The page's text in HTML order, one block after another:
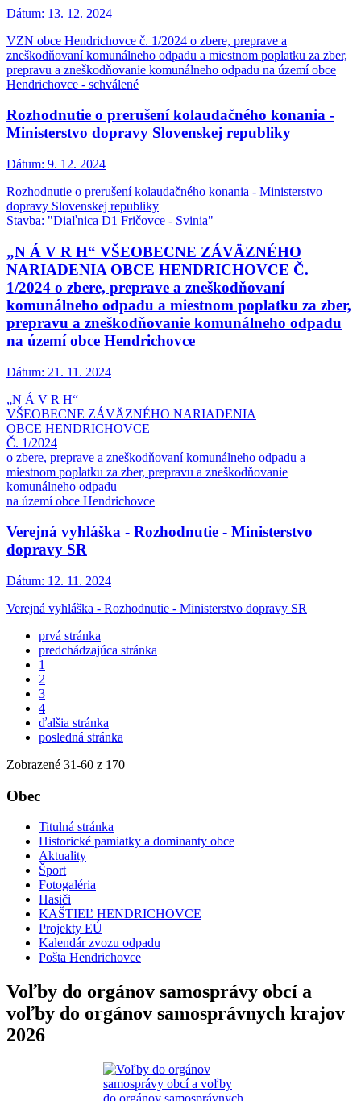
Dátum: 13. 12. 2024
VZN obce Hendrichovce č. 1/2024 o zbere, preprave a
zneškodňovaní komunálneho odpadu a miestnom poplatku za zber,
prepravu a zneškodňovanie komunálneho odpadu na území obce
Hendrichovce - schválené
Rozhodnutie o prerušení kolaudačného konania -
Ministerstvo dopravy Slovenskej republiky
Dátum: 9. 12. 2024
Rozhodnutie o prerušení kolaudačného konania - Ministerstvo
dopravy Slovenskej republiky
Stavba: "Diaľnica D1 Fričovce - Svinia"
„N Á V R H“ VŠEOBECNE ZÁVÄZNÉHO
NARIADENIA OBCE HENDRICHOVCE Č.
1/2024 o zbere, preprave a zneškodňovaní
komunálneho odpadu a miestnom poplatku za zber,
prepravu a zneškodňovanie komunálneho odpadu
na území obce Hendrichovce
Dátum: 21. 11. 2024
„N Á V R H“
VŠEOBECNE ZÁVÄZNÉHO NARIADENIA
OBCE HENDRICHOVCE
Č. 1/2024
o zbere, preprave a zneškodňovaní komunálneho odpadu a
miestnom poplatku za zber, prepravu a zneškodňovanie
komunálneho odpadu
na území obce Hendrichovce
Verejná vyhláška - Rozhodnutie - Ministerstvo
dopravy SR
Dátum: 12. 11. 2024
Verejná vyhláška - Rozhodnutie - Ministerstvo dopravy SR
prvá stránka
predchádzajúca stránka
1
2
3
4
ďalšia stránka
posledná stránka
Zobrazené 31-60 z 170
Obec
Titulná stránka
Historické pamiatky a dominanty obce
Aktuality
Šport
Fotogaléria
Hasiči
KAŠTIEĽ HENDRICHOVCE
Projekty EÚ
Kalendár zvozu odpadu
Pošta Hendrichovce
Voľby do orgánov samosprávy obcí a
voľby do orgánov samosprávnych krajov
2026